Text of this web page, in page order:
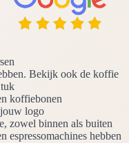
Bekijk ook de koffie
koffiebonen
logo
zowel binnen als buiten
espressomachines hebben